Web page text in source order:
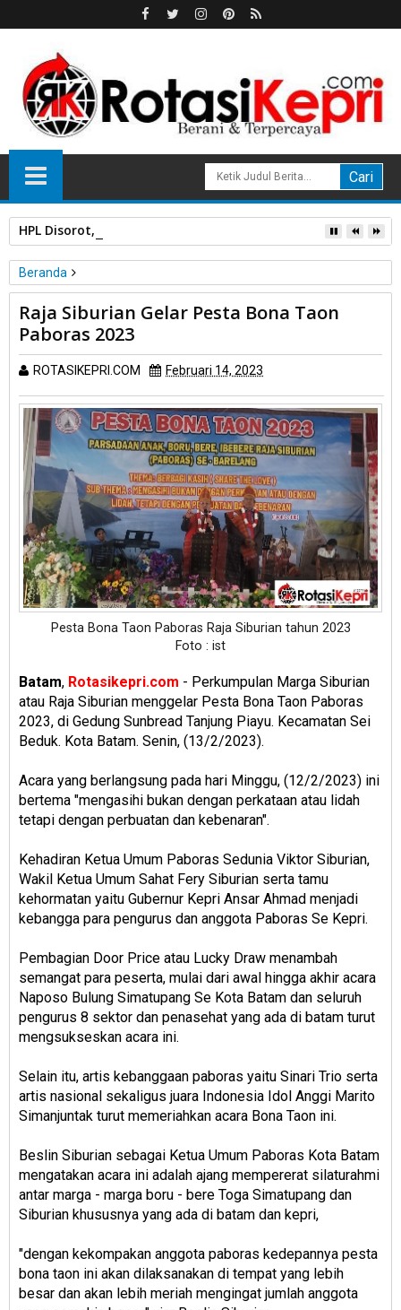
HPL Disorot, PT Sosor Tala Jaya Tolak Perluasan Kampung
Beranda
Unlabelled
Raja Siburian Gelar Pesta Bona Taon Paboras 2023
Raja Siburian Gelar Pesta Bona Taon
Paboras 2023
ROTASIKEPRI.COM Februari 14, 2023
Pesta Bona Taon Paboras Raja Siburian tahun 2023
Foto : ist
Batam, Rotasikepri.com - Perkumpulan Marga Siburian
atau Raja Siburian menggelar Pesta Bona Taon Paboras
2023, di Gedung Sunbread Tanjung Piayu. Kecamatan Sei
Beduk. Kota Batam. Senin, (13/2/2023).
Acara yang berlangsung pada hari Minggu, (12/2/2023) ini
bertema "mengasihi bukan dengan perkataan atau lidah
tetapi dengan perbuatan dan kebenaran".
Kehadiran Ketua Umum Paboras Sedunia Viktor Siburian,
Wakil Ketua Umum Sahat Fery Siburian serta tamu
kehormatan yaitu Gubernur Kepri Ansar Ahmad menjadi
kebangga para pengurus dan anggota Paboras Se Kepri.
Pembagian Door Price atau Lucky Draw menambah
semangat para peserta, mulai dari awal hingga akhir acara
Naposo Bulung Simatupang Se Kota Batam dan seluruh
pengurus 8 sektor dan penasehat yang ada di batam turut
mengsukseskan acara ini.
Selain itu, artis kebanggaan paboras yaitu Sinari Trio serta
artis nasional sekaligus juara Indonesia Idol Anggi Marito
Simanjuntak turut memeriahkan acara Bona Taon ini.
Beslin Siburian sebagai Ketua Umum Paboras Kota Batam
mengatakan acara ini adalah ajang mempererat silaturahmi
antar marga - marga boru - bere Toga Simatupang dan
Siburian khususnya yang ada di batam dan kepri,
"dengan kekompakan anggota paboras kedepannya pesta
bona taon ini akan dilaksanakan di tempat yang lebih
besar dan akan lebih meriah mengingat jumlah anggota